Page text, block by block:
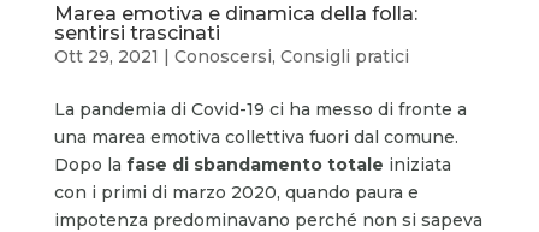
Marea emotiva e dinamica della folla:
sentirsi trascinati
Ott 29, 2021 | Conoscersi, Consigli pratici
La pandemia di Covid-19 ci ha messo di fronte a
una marea emotiva collettiva fuori dal comune.
Dopo la fase di sbandamento totale iniziata
con i primi di marzo 2020, quando paura e
impotenza predominavano perché non si sapeva